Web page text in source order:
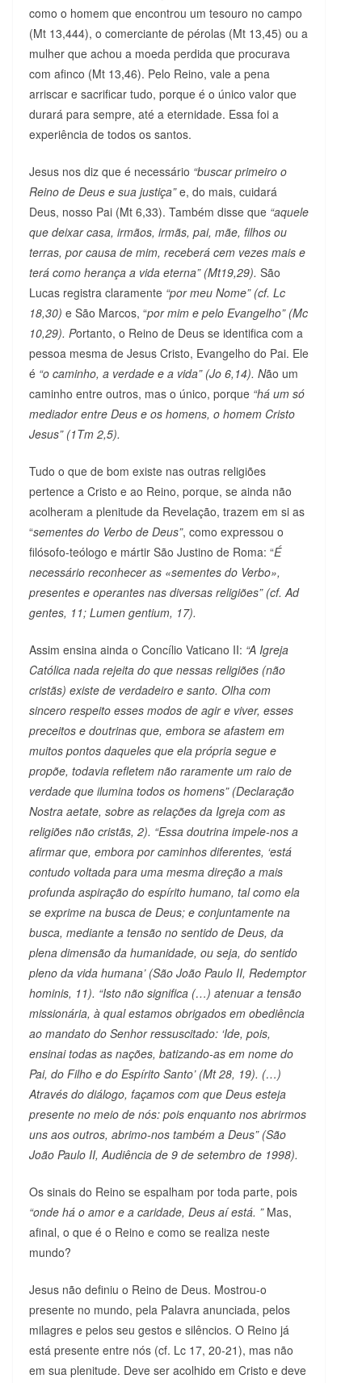
como o homem que encontrou um tesouro no campo
(Mt 13,444), o comerciante de pérolas (Mt 13,45) ou a
mulher que achou a moeda perdida que procurava
com afinco (Mt 13,46). Pelo Reino, vale a pena
arriscar e sacrificar tudo, porque é o único valor que
durará para sempre, até a eternidade. Essa foi a
experiência de todos os santos.
Jesus nos diz que é necessário “buscar primeiro o
Reino de Deus e sua justiça”e, do mais, cuidará
Deus, nosso Pai (Mt 6,33). Também disse que “aquele
que deixar casa, irmãos, irmãs, pai, mãe, filhos ou
terras, por causa de mim, receberá cem vezes mais e
terá como herança a vida eterna” (Mt19,29). São
Lucas registra claramente “por meu Nome” (cf. Lc
18,30) e São Marcos, “por mim e pelo Evangelho” (Mc
10,29). Portanto, o Reino de Deus se identifica com a
pessoa mesma de Jesus Cristo, Evangelho do Pai. Ele
é “o caminho, a verdade e a vida” (Jo 6,14). Não um
caminho entre outros, mas o único, porque “há um só
mediador entre Deus e os homens, o homem Cristo
Jesus” (1Tm 2,5).
Tudo o que de bom existe nas outras religiões
pertence a Cristo e ao Reino, porque, se ainda não
acolheram a plenitude da Revelação, trazem em si as
“sementes do Verbo de Deus”, como expressou o
filósofo-teólogo e mártir São Justino de Roma: “É
necessário reconhecer as «sementes do Verbo»,
presentes e operantes nas diversas religiões” (cf. Ad
gentes, 11; Lumen gentium, 17).
Assim ensina ainda o Concílio Vaticano II: “A Igreja
Católica nada rejeita do que nessas religiões (não
cristãs) existe de verdadeiro e santo. Olha com
sincero respeito esses modos de agir e viver, esses
preceitos e doutrinas que, embora se afastem em
muitos pontos daqueles que ela própria segue e
propõe, todavia refletem não raramente um raio de
verdade que ilumina todos os homens” (Declaração
Nostra aetate, sobre as relações da Igreja com as
religiões não cristãs, 2). “Essa doutrina impele-nos a
afirmar que, embora por caminhos diferentes, ‘está
contudo voltada para uma mesma direção a mais
profunda aspiração do espírito humano, tal como ela
se exprime na busca de Deus; e conjuntamente na
busca, mediante a tensão no sentido de Deus, da
plena dimensão da humanidade, ou seja, do sentido
pleno da vida humana’ (São João Paulo II, Redemptor
hominis, 11). “Isto não significa (…) atenuar a tensão
missionária, à qual estamos obrigados em obediência
ao mandato do Senhor ressuscitado: ‘Ide, pois,
ensinai todas as nações, batizando-as em nome do
Pai, do Filho e do Espírito Santo’ (Mt 28, 19). (…)
Através do diálogo, façamos com que Deus esteja
presente no meio de nós: pois enquanto nos abrirmos
uns aos outros, abrimo-nos também a Deus” (São
João Paulo II, Audiência de 9 de setembro de 1998).
Os sinais do Reino se espalham por toda parte, pois
“onde há o amor e a caridade, Deus aí está. ” Mas,
afinal, o que é o Reino e como se realiza neste
mundo?
Jesus não definiu o Reino de Deus. Mostrou-o
presente no mundo, pela Palavra anunciada, pelos
milagres e pelos seu gestos e silêncios. O Reino já
está presente entre nós (cf. Lc 17, 20-21), mas não
em sua plenitude. Deve ser acolhido em Cristo e deve